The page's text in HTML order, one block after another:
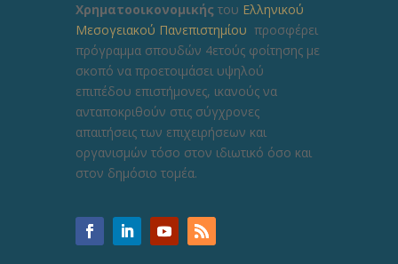
Χρηματοοικονομικής του Ελληνικού
Μεσογειακού Πανεπιστημίου προσφέρει
πρόγραμμα σπουδών 4ετούς φοίτησης με
σκοπό να προετοιμάσει υψηλού
επιπέδου επιστήμονες, ικανούς να
ανταποκριθούν στις σύγχρονες
απαιτήσεις των επιχειρήσεων και
οργανισμών τόσο στον ιδιωτικό όσο και
στον δημόσιο τομέα.